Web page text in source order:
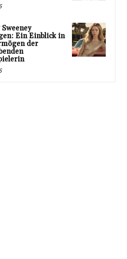
Ein Einblick in
der